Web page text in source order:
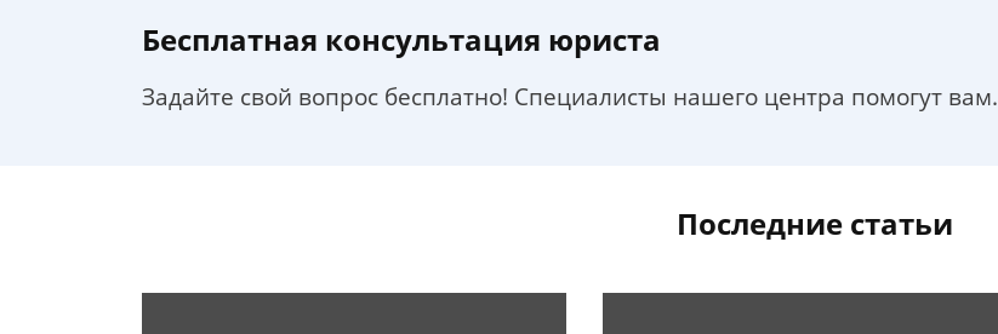
Бесплатная консультация юриста
Задайте свой вопрос бесплатно! Специалисты нашего центра помогут вам.
Последние статьи